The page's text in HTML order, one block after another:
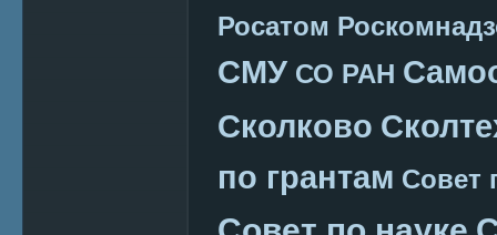
Росатом
СМУ СО РАН
Сколково
по грантам Совет